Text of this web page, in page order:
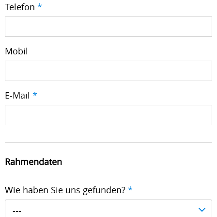
Telefon *
Mobil
E-Mail *
Rahmendaten
Wie haben Sie uns gefunden? *
---